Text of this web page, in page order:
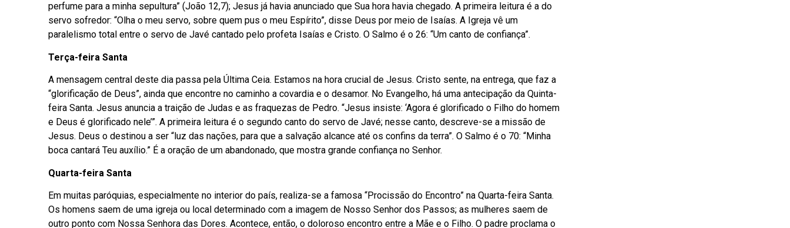
perfume para a minha sepultura” (João 12,7); Jesus já havia anunciado que Sua hora havia chegado. A primeira leitura é a do
servo sofredor: “Olha o meu servo, sobre quem pus o meu Espírito”, disse Deus por meio de Isaías. A Igreja vê um
paralelismo total entre o servo de Javé cantado pelo profeta Isaías e Cristo. O Salmo é o 26: “Um canto de confiança”.
Terça-feira Santa
A mensagem central deste dia passa pela Última Ceia. Estamos na hora crucial de Jesus. Cristo sente, na entrega, que faz a
“glorificação de Deus”, ainda que encontre no caminho a covardia e o desamor. No Evangelho, há uma antecipação da Quinta-
feira Santa. Jesus anuncia a traição de Judas e as fraquezas de Pedro. “Jesus insiste: ‘Agora é glorificado o Filho do homem
e Deus é glorificado nele’”. A primeira leitura é o segundo canto do servo de Javé; nesse canto, descreve-se a missão de
Jesus. Deus o destinou a ser “luz das nações, para que a salvação alcance até os confins da terra”. O Salmo é o 70: “Minha
boca cantará Teu auxílio.” É a oração de um abandonado, que mostra grande confiança no Senhor.
Quarta-feira Santa
Em muitas paróquias, especialmente no interior do país, realiza-se a famosa “Procissão do Encontro” na Quarta-feira Santa.
Os homens saem de uma igreja ou local determinado com a imagem de Nosso Senhor dos Passos; as mulheres saem de
outro ponto com Nossa Senhora das Dores. Acontece, então, o doloroso encontro entre a Mãe e o Filho. O padre proclama o